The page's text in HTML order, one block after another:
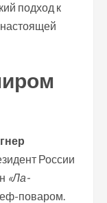
подход к
России
«Ла-
поваром.